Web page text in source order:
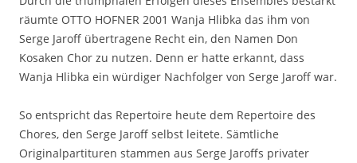
räumte OTTO HOFNER 2001 Wanja Hlibka das ihm von
Serge Jaroff übertragene Recht ein, den Namen Don
Kosaken Chor zu nutzen. Denn er hatte erkannt, dass
Wanja Hlibka ein würdiger Nachfolger von Serge Jaroff war.
So entspricht das Repertoire heute dem Repertoire des
Chores, den Serge Jaroff selbst leitete. Sämtliche
Originalpartituren stammen aus Serge Jaroffs privater